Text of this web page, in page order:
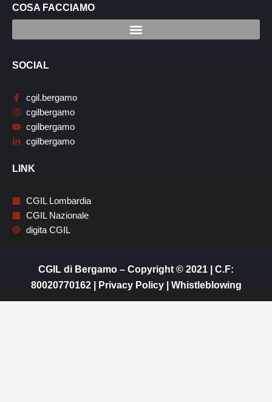
COSA FACCIAMO
SOCIAL
cgil.bergamo
cgilbergamo
cgilbergamo
cgilbergamo
LINK
CGIL Lombardia
CGIL Nazionale
digita CGIL
CGIL di Bergamo – Copyright © 2021 | C.F:
80020770162 |
Privacy Policy| Whistleblowing